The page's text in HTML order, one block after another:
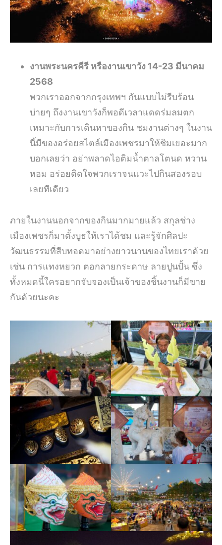
งานพระนครคีรี หรืองานเขาวัง 14-23 มีนาคม
2568
พวกเราออกจากกรุงเทพฯ กันแบบไม่รีบร้อน
บ่ายๆ ถึงงานเขาวังก็พอดีเวลาแดดร่มลมตก
เหมาะกับการเดินหาของกิน ชมงานต่างๆ ในงาน
นี้มีของอร่อยสไตล์เมืองเพชรมาให้ชิมเยอะมาก
บอกเลยว่า อย่าพลาดไอติมน้ำตาลโตนด หวาน
หอม อร่อยติดใจพวกเราจนแวะไปกินสองรอบ
เลยทีเดียว
ภายในงานนอกจากของกินมากมายแล้ว สกุลช่าง
เมืองเพชรก็มาตั้งบูธให้เราได้ชม และรู้จักศิลปะ
วัฒนธรรมที่สืบทอดมาอย่างยาวนานของไทยเราด้วย
เช่น การแทงหยวก ตอกลายกระดาษ ลายปูนปั้น ซึ่ง
ทั้งหมดนี้ใครอยากจับจองเป็นเจ้าของชิ้นงานก็มีขาย
กันด้วยนะคะ